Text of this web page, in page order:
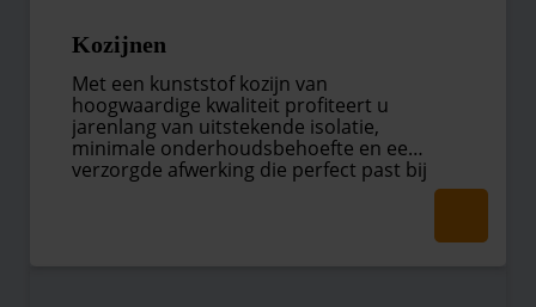
Kozijnen
Met een kunststof kozijn van
hoogwaardige kwaliteit profiteert u
jarenlang van uitstekende isolatie,
minimale onderhoudsbehoefte en een
verzorgde afwerking die perfect past bij